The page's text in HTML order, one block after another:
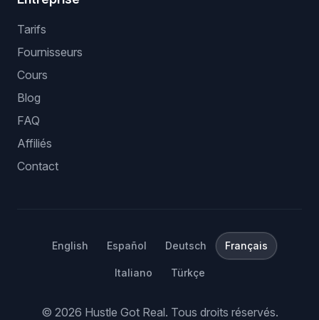
Tarifs
Fournisseurs
Cours
Blog
FAQ
Affiliés
Contact
English Español Deutsch Français
Italiano Türkçe
© 2026 Hustle Got Real. Tous droits réservés.